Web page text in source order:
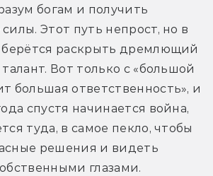
богам и получить
Этот путь непрост, но в
берётся раскрыть дремлющий
Вот только с «большой
большая ответственность», и
спустя начинается война,
туда, в самое пекло, чтобы
решения и видеть
глазами.